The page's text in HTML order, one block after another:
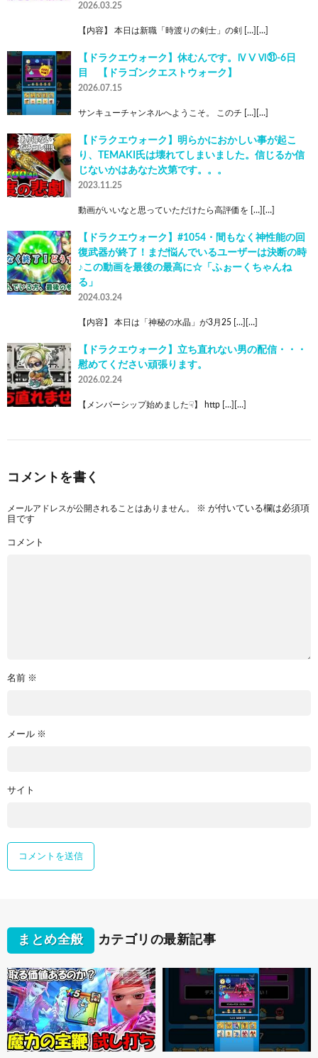
2026.03.25
【内容】 本日は新職「時渡りの剣士」の剣 […][…]
【ドラクエウォーク】休むんです。ⅣⅤⅥ㉛-6日
目 【ドラゴンクエストウォーク】
2026.07.15
サンキューチャンネルへようこそ。 このチ […][…]
【ドラクエウォーク】明らかにおかしい事が起こ
り、TEMAKI氏は壊れてしまいました。信じるか信
じないかはあなた次第です。。。
2023.11.25
動画がいいなと思っていただけたら高評価を […][…]
【ドラクエウォーク】#1054・間もなく神性能の回
復武器が終了！まだ悩んでいるユーザーは決断の時
♪この動画を最後の最高に☆「ふぉーくちゃんね
る」
2024.03.24
【内容】 本日は「神秘の水晶」が3月25 […][…]
【ドラクエウォーク】立ち直れない男の配信・・・
慰めてください頑張ります。
2026.02.24
【メンバーシップ始めました☟】 http […][…]
コメントを書く
メールアドレスが公開されることはありません。 ※ が付いている欄は必須項
目です
コメント
名前 ※
メール ※
サイト
まとめ全般 カテゴリの最新記事